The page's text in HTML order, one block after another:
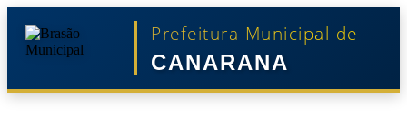
Prefeitura Municipal de
CANARANA